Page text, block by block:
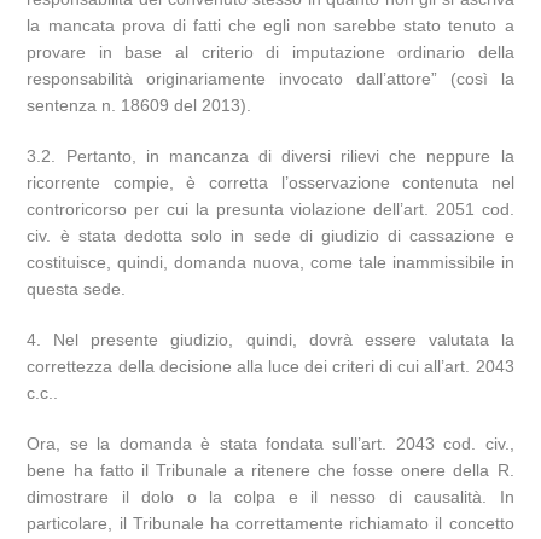
la mancata prova di fatti che egli non sarebbe stato tenuto a
provare in base al criterio di imputazione ordinario della
responsabilità originariamente invocato dall’attore” (così la
sentenza n. 18609 del 2013).
3.2. Pertanto, in mancanza di diversi rilievi che neppure la
ricorrente compie, è corretta l’osservazione contenuta nel
controricorso per cui la presunta violazione dell’art. 2051 cod.
civ. è stata dedotta solo in sede di giudizio di cassazione e
costituisce, quindi, domanda nuova, come tale inammissibile in
questa sede.
4. Nel presente giudizio, quindi, dovrà essere valutata la
correttezza della decisione alla luce dei criteri di cui all’art. 2043
c.c..
Ora, se la domanda è stata fondata sull’art. 2043 cod. civ.,
bene ha fatto il Tribunale a ritenere che fosse onere della R.
dimostrare il dolo o la colpa e il nesso di causalità. In
particolare, il Tribunale ha correttamente richiamato il concetto